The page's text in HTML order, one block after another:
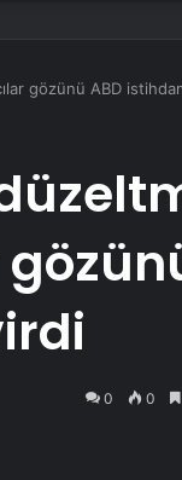
gözünü ABD
0 0